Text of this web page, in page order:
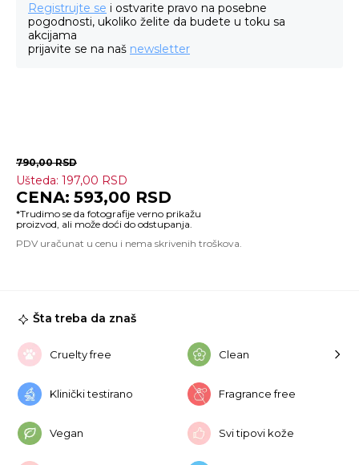
Registrujte se i ostvarite pravo na posebne
pogodnosti, ukoliko želite da budete u toku sa
akcijama
prijavite se na naš newsletter
790,00RSD
Ušteda: 197,00 RSD
593,00 RSD
Šta treba da znaš
Cruelty free Clean
Klinički testirano Fragrance free
Vegan Svi tipovi kože